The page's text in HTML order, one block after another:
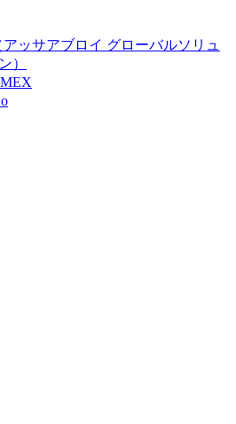
アッサアブロイ グローバルソリュ
）